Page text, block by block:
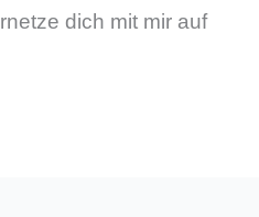
dich mit mir auf